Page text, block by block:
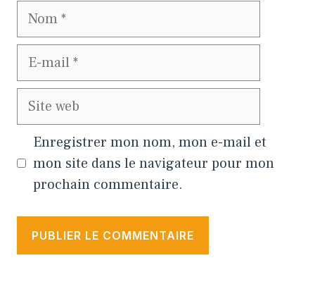
Nom
E-
Site
Enregistrer mon nom, mon e-mail et
mon site dans le navigateur pour mon
prochain commentaire.